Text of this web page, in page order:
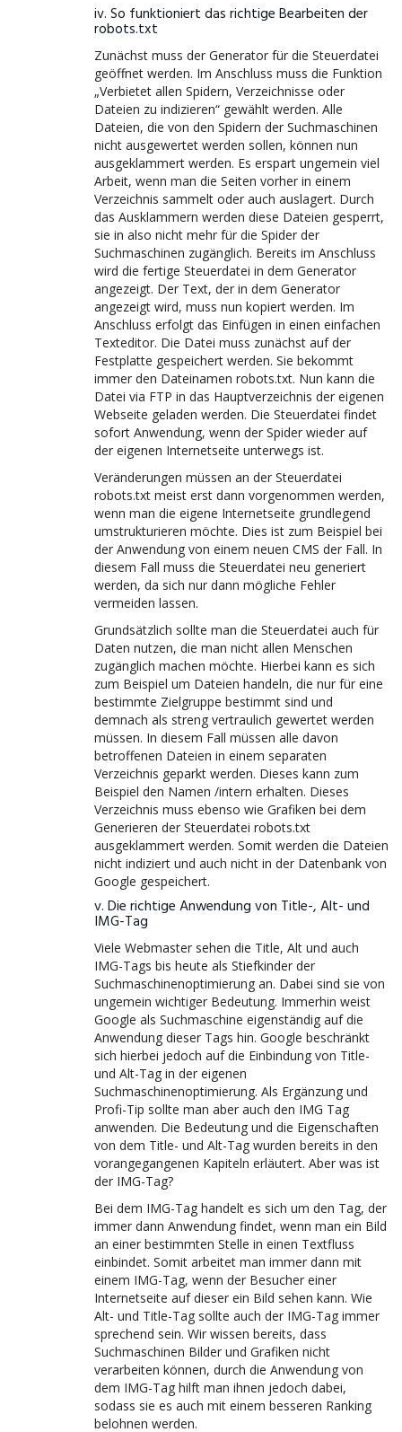
iv. So funktioniert das richtige Bearbeiten der
robots.txt
Zunächst muss der Generator für die Steuerdatei
geöffnet werden. Im Anschluss muss die Funktion
„Verbietet allen Spidern, Verzeichnisse oder
Dateien zu indizieren“ gewählt werden. Alle
Dateien, die von den Spidern der Suchmaschinen
nicht ausgewertet werden sollen, können nun
ausgeklammert werden. Es erspart ungemein viel
Arbeit, wenn man die Seiten vorher in einem
Verzeichnis sammelt oder auch auslagert. Durch
das Ausklammern werden diese Dateien gesperrt,
sie in also nicht mehr für die Spider der
Suchmaschinen zugänglich. Bereits im Anschluss
wird die fertige Steuerdatei in dem Generator
angezeigt. Der Text, der in dem Generator
angezeigt wird, muss nun kopiert werden. Im
Anschluss erfolgt das Einfügen in einen einfachen
Texteditor. Die Datei muss zunächst auf der
Festplatte gespeichert werden. Sie bekommt
immer den Dateinamen robots.txt. Nun kann die
Datei via FTP in das Hauptverzeichnis der eigenen
Webseite geladen werden. Die Steuerdatei findet
sofort Anwendung, wenn der Spider wieder auf
der eigenen Internetseite unterwegs ist.
Veränderungen müssen an der Steuerdatei
robots.txt meist erst dann vorgenommen werden,
wenn man die eigene Internetseite grundlegend
umstrukturieren möchte. Dies ist zum Beispiel bei
der Anwendung von einem neuen CMS der Fall. In
diesem Fall muss die Steuerdatei neu generiert
werden, da sich nur dann mögliche Fehler
vermeiden lassen.
Grundsätzlich sollte man die Steuerdatei auch für
Daten nutzen, die man nicht allen Menschen
zugänglich machen möchte. Hierbei kann es sich
zum Beispiel um Dateien handeln, die nur für eine
bestimmte Zielgruppe bestimmt sind und
demnach als streng vertraulich gewertet werden
müssen. In diesem Fall müssen alle davon
betroffenen Dateien in einem separaten
Verzeichnis geparkt werden. Dieses kann zum
Beispiel den Namen /intern erhalten. Dieses
Verzeichnis muss ebenso wie Grafiken bei dem
Generieren der Steuerdatei robots.txt
ausgeklammert werden. Somit werden die Dateien
nicht indiziert und auch nicht in der Datenbank von
Google gespeichert.
v. Die richtige Anwendung von Title-, Alt- und
IMG-Tag
Viele Webmaster sehen die Title, Alt und auch
IMG-Tags bis heute als Stiefkinder der
Suchmaschinenoptimierung an. Dabei sind sie von
ungemein wichtiger Bedeutung. Immerhin weist
Google als Suchmaschine eigenständig auf die
Anwendung dieser Tags hin. Google beschränkt
sich hierbei jedoch auf die Einbindung von Title-
und Alt-Tag in der eigenen
Suchmaschinenoptimierung. Als Ergänzung und
Profi-Tip sollte man aber auch den IMG Tag
anwenden. Die Bedeutung und die Eigenschaften
von dem Title- und Alt-Tag wurden bereits in den
vorangegangenen Kapiteln erläutert. Aber was ist
der IMG-Tag?
Bei dem IMG-Tag handelt es sich um den Tag, der
immer dann Anwendung findet, wenn man ein Bild
an einer bestimmten Stelle in einen Textfluss
einbindet. Somit arbeitet man immer dann mit
einem IMG-Tag, wenn der Besucher einer
Internetseite auf dieser ein Bild sehen kann. Wie
Alt- und Title-Tag sollte auch der IMG-Tag immer
sprechend sein. Wir wissen bereits, dass
Suchmaschinen Bilder und Grafiken nicht
verarbeiten können, durch die Anwendung von
dem IMG-Tag hilft man ihnen jedoch dabei,
sodass sie es auch mit einem besseren Ranking
belohnen werden.